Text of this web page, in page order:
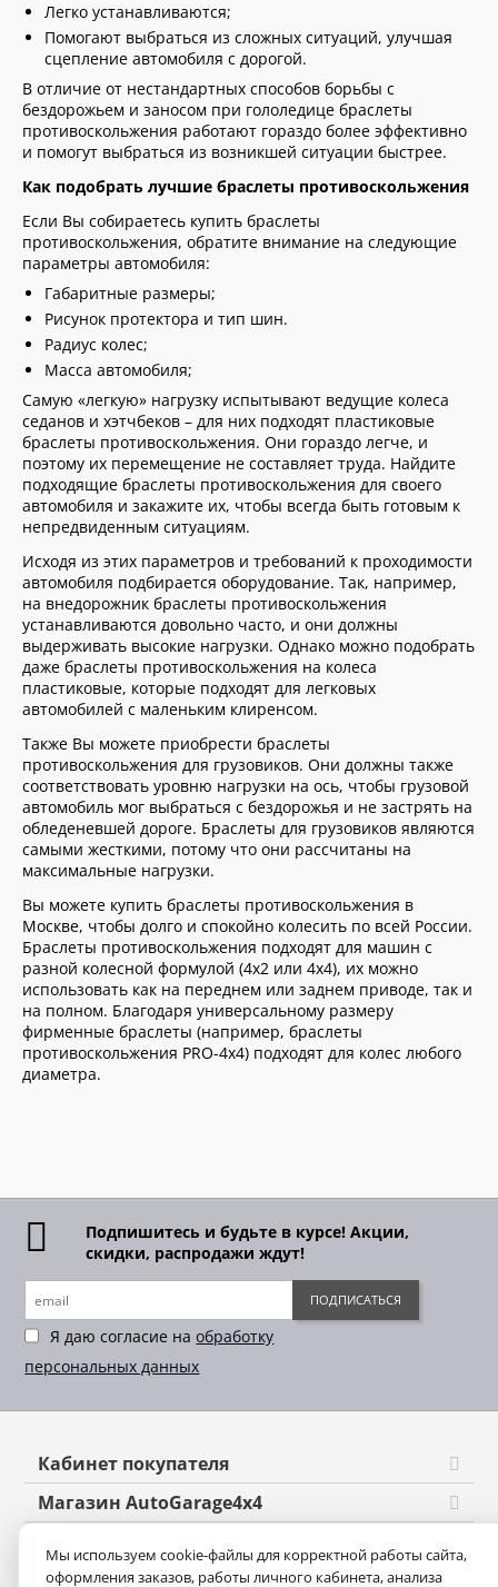
Легко устанавливаются;
Помогают выбраться из сложных ситуаций, улучшая
сцепление автомобиля с дорогой.
В отличие от нестандартных способов борьбы с
бездорожьем и заносом при гололедице браслеты
противоскольжения работают гораздо более эффективно
и помогут выбраться из возникшей ситуации быстрее.
Как подобрать лучшие браслеты противоскольжения
Если Вы собираетесь купить браслеты
противоскольжения, обратите внимание на следующие
параметры автомобиля:
Габаритные размеры;
Рисунок протектора и тип шин.
Радиус колес;
Масса автомобиля;
Самую «легкую» нагрузку испытывают ведущие колеса
седанов и хэтчбеков – для них подходят пластиковые
браслеты противоскольжения. Они гораздо легче, и
поэтому их перемещение не составляет труда. Найдите
подходящие браслеты противоскольжения для своего
автомобиля и закажите их, чтобы всегда быть готовым к
непредвиденным ситуациям.
Исходя из этих параметров и требований к проходимости
автомобиля подбирается оборудование. Так, например,
на внедорожник браслеты противоскольжения
устанавливаются довольно часто, и они должны
выдерживать высокие нагрузки. Однако можно подобрать
даже браслеты противоскольжения на колеса
пластиковые, которые подходят для легковых
автомобилей с маленьким клиренсом.
Также Вы можете приобрести браслеты
противоскольжения для грузовиков. Они должны также
соответствовать уровню нагрузки на ось, чтобы грузовой
автомобиль мог выбраться с бездорожья и не застрять на
обледеневшей дороге. Браслеты для грузовиков являются
самыми жесткими, потому что они рассчитаны на
максимальные нагрузки.
Вы можете купить браслеты противоскольжения в
Москве, чтобы долго и спокойно колесить по всей России.
Браслеты противоскольжения подходят для машин с
разной колесной формулой (4х2 или 4х4), их можно
использовать как на переднем или заднем приводе, так и
на полном. Благодаря универсальному размеру
фирменные браслеты (например, браслеты
противоскольжения PRO-4x4) подходят для колес любого
диаметра.
Подпишитесь и будьте в курсе! Акции,
скидки, распродажи ждут!
Я даю согласие наобработку
персональных данных
ПОДПИСАТЬСЯ
Кабинет покупателя
Магазин AutoGarage4x4
Контакты
Мы используем cookie-файлы для корректной работы сайта,
оформления заказов, работы личного кабинета, анализа